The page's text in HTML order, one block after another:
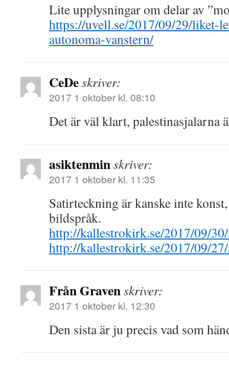
Lite upplysningar om delar av
https://uvell.se/2017/09/29/liket-
autonoma-vanstern/
CeDeskriver:
2017 1 oktober kl. 08:10
Det är väl klart, palestinasjalarna
asiktenminskriver:
2017 1 oktober kl. 11:35
Satirteckning är kanske inte
bildspråk.
http://kallestrokirk.se/2017/09/
http://kallestrokirk.se/2017/09/
Från Gravenskriver:
2017 1 oktober kl. 12:30
Den sista är ju precis vad som